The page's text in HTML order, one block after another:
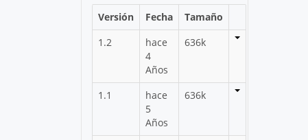
Versión Fecha
Tamaño
1.2
hace
4
Años
636k
1.1
hace
5
Años
636k